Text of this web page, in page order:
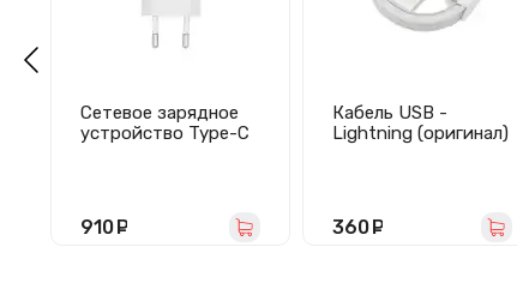
Сетевое зарядное
устройство Type-C
910
Кабель USB -
Lightning (оригинал)
360